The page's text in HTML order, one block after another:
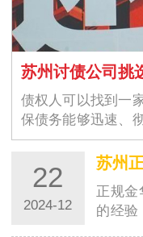
苏州讨债公司挑
债权人可以找到一
保债务能够迅速、
选择不仅仅是为了
护商业环境的稳定
和…
22
2024-12
正规
的经验